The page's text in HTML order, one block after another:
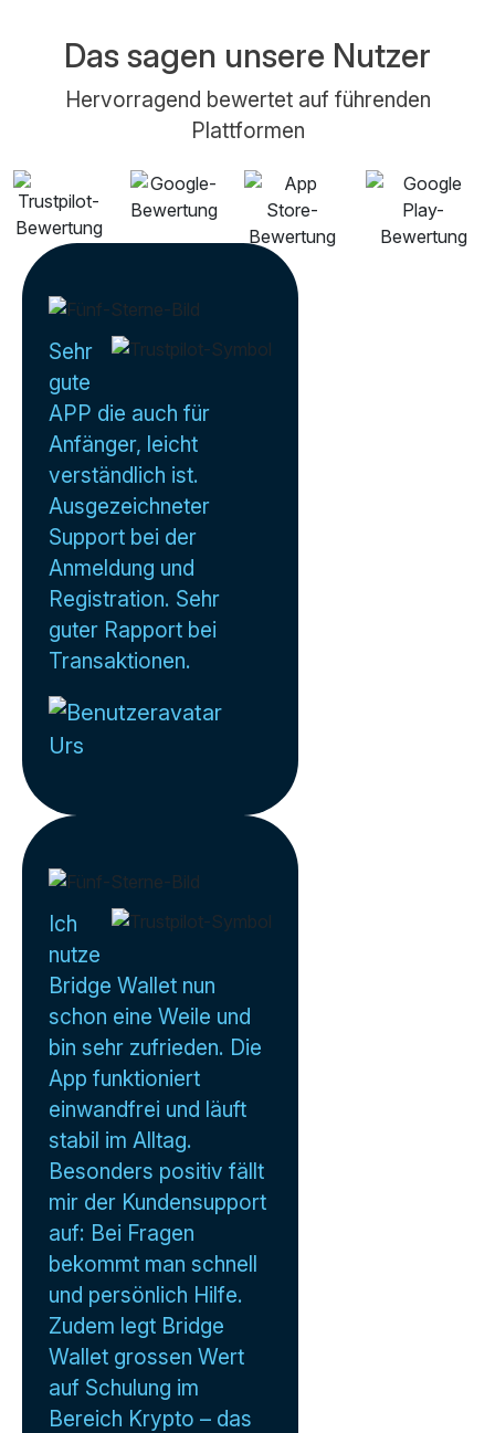
Das sagen unsere Nutzer
Hervorragend bewertet auf führenden
Plattformen
Sehr
gute
APP die auch für
Anfänger, leicht
verständlich ist.
Ausgezeichneter
Support bei der
Anmeldung und
Registration. Sehr
guter Rapport bei
Transaktionen.
Urs
Ich
nutze
Bridge Wallet nun
schon eine Weile und
bin sehr zufrieden. Die
App funktioniert
einwandfrei und läuft
stabil im Alltag.
Besonders positiv fällt
mir der Kundensupport
auf: Bei Fragen
bekommt man schnell
und persönlich Hilfe.
Zudem legt Bridge
Wallet grossen Wert
auf Schulung im
Bereich Krypto – das